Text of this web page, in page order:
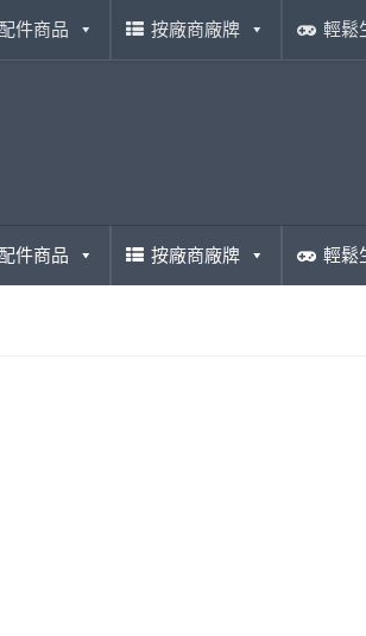
件商品 按廠商廠牌 輕鬆
件商品 按廠商廠牌 輕鬆